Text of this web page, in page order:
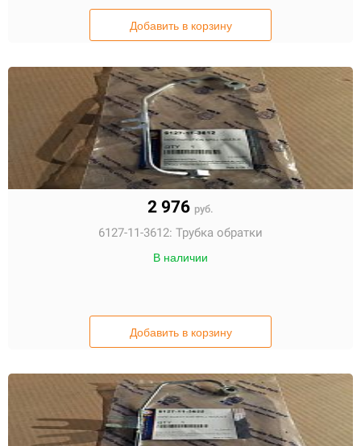
Добавить в корзину
2 976 руб.
6127-11-3612: Трубка обратки
В наличии
Добавить в корзину